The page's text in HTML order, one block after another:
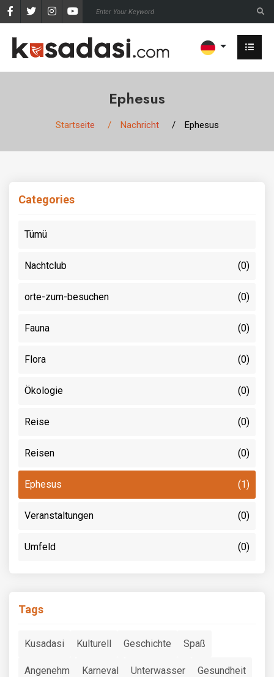
Ephesus
Startseite Nachricht Ephesus
Categories
Tümü
Nachtclub (0)
orte-zum-besuchen (0)
Fauna (0)
Flora (0)
Ökologie (0)
Reise (0)
Reisen (0)
Ephesus (1)
Veranstaltungen (0)
Umfeld (0)
Tags
Kusadasi Kulturell Geschichte Spaß
Angenehm Karneval Unterwasser Gesundheit